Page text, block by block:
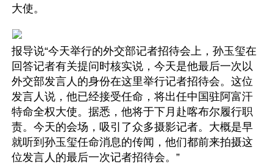
大使。
报导说“今天举行的外交部记者招待会上，孙玉玺在
回答记者有关提问时核实说，今天是他最后一次以
外交部发言人的身份在这里举行记者招待会。这位
发言人说，他已经接受任命，将出任中国驻阿富汗
特命全权大使。据悉，他将于下月赴喀布尔履行职
责。今天的会场，吸引了众多摄影记者。大概是早
就听到孙玉玺任命消息的传闻，他们都前来拍摄这
位发言人的最后一次记者招待会。”